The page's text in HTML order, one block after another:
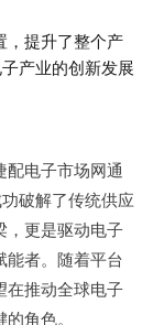
，提升了整个产
产业的创新发展
电子市场网通
破解了传统供应
，更是驱动电子
能者。随着平台
在推动全球电子
角色。